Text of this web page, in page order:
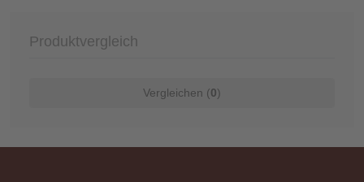
Produktvergleich
Vergleichen (0)